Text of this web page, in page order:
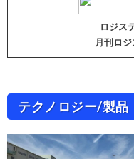
ロジス
月刊ロ
テクノロジー/製品